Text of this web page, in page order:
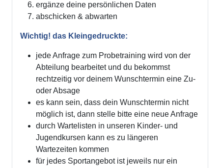
ergänze deine persönlichen Daten
abschicken & abwarten
Wichtig! das Kleingedruckte:
jede Anfrage zum Probetraining wird von der
Abteilung bearbeitet und du bekommst
rechtzeitig vor deinem Wunschtermin eine Zu-
oder Absage
es kann sein, dass dein Wunschtermin nicht
möglich ist, dann stelle bitte eine neue Anfrage
durch Wartelisten in unseren Kinder- und
Jugendkursen kann es zu längeren
Wartezeiten kommen
für jedes Sportangebot ist jeweils nur ein